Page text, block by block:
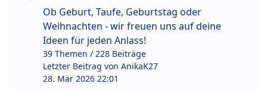
Ob Geburt, Taufe, Geburtstag oder
Weihnachten - wir freuen uns auf deine
Ideen für jeden Anlass!
39 Themen / 228 Beiträge
Letzter Beitrag von AnikaK27
28. Mär 2026 22:01